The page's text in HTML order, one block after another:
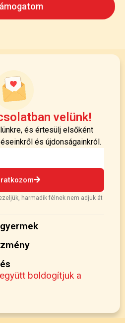
velünk!
és értesülj elsőként
és újdonságainkról.
harmadik félnek nem adjuk át
gyermek
boldogítjuk a